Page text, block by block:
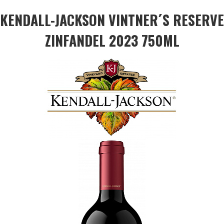
KENDALL-JACKSON VINTNER´S RESERVE
ZINFANDEL 2023 750ML